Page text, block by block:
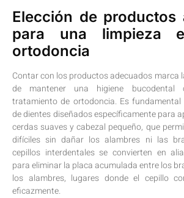
Elección de productos‍
para una limpieza
⁢ortodoncia
Contar con los‍ productos adecuados ⁤marca
de mantener una higiene bucodental
tratamiento de ortodoncia. Es
de dientes diseñados específicamente para
cerdas suaves y cabezal pequeño, que
difíciles sin dañar los alambres ni‌ las
cepillos⁤ interdentales⁣ se ​convierten en
para eliminar la placa acumulada entre los⁣
los‍ alambres, lugares donde el cepillo
‌eficazmente.